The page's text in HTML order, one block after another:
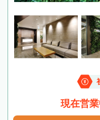
現在営